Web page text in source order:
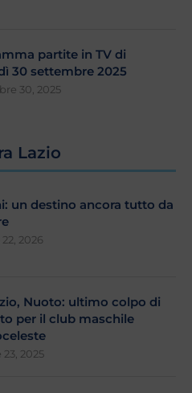
partite in TV di
30 settembre 2025
30, 2025
Lazio
un destino ancora tutto da
2026
Nuoto: ultimo colpo di
per il club maschile
2025